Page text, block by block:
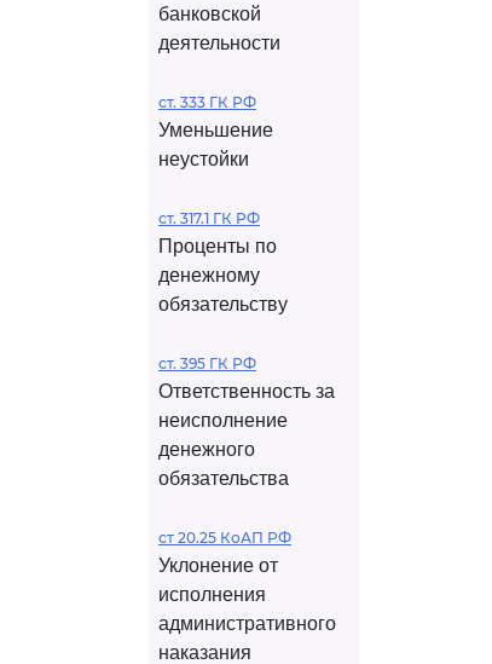
банковской
деятельности
ст. 333 ГК РФ
Уменьшение
неустойки
ст. 317.1 ГК РФ
Проценты по
денежному
обязательству
ст. 395 ГК РФ
Ответственность за
неисполнение
денежного
обязательства
ст 20.25 КоАП РФ
Уклонение от
исполнения
административного
наказания